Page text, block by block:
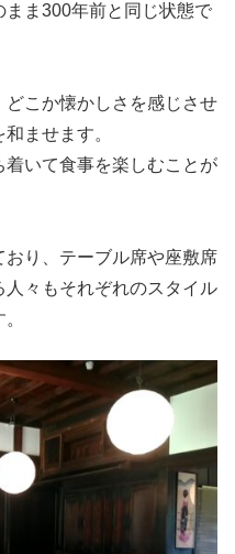
ま300年前と同じ状態で
こか懐かしさを感じさせ
ませます。
いて食事を楽しむことが
り、テーブル席や座敷席
々もそれぞれのスタイル